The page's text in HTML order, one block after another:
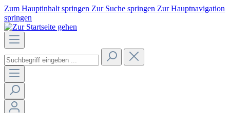
Zum Hauptinhalt springen Zur Suche springen Zur Hauptnavigation
springen